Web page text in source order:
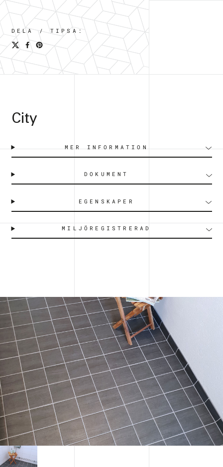
DELA / TIPSA:
City
MER INFORMATION
DOKUMENT
EGENSKAPER
MILJÖREGISTRERAD